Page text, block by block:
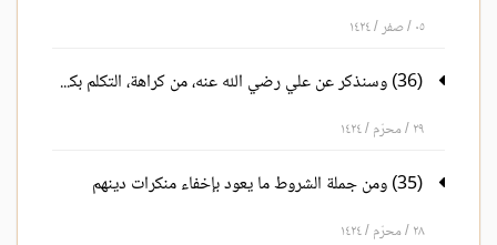
٠٥ / صفر / ١٤٢٤
(36) وسنذكر عن علي رضي الله عنه، من كراهة، التكلم بكلامهم
٢٩ / محرّم / ١٤٢٤
(35) ومن جملة الشروط ما يعود بإخفاء منكرات دينهم
٢٨ / محرّم / ١٤٢٤